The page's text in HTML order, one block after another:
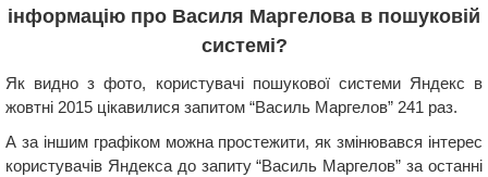
інформацію про Василя Маргелова в пошуковій
системі?
Як видно з фото, користувачі пошукової системи Яндекс в
жовтні 2015 цікавилися запитом “Василь Маргелов” 241 раз.
А за іншим графіком можна простежити, як змінювався інтерес
користувачів Яндекса до запиту “Василь Маргелов” за останні